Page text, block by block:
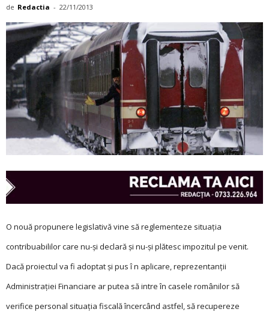
de Redactia - 22/11/2013
O nouă propunere legislativă vine să reglementeze situația
contribuabililor care nu-și declară și nu-și plătesc impozitul pe venit.
Dacă proiectul va fi adoptat și pus î n aplicare, reprezentanții
Administrației Financiare ar putea să intre în casele românilor să
verifice personal situația fiscală încercând astfel, să recupereze